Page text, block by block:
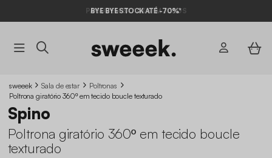
BYE BYE STOCK ATÉ -70%*
sweeek Sala de estar
Poltronas
Poltrona giratório 360º em tecido boucle texturado
Spino
Poltrona giratório 360º em tecido boucle
texturado